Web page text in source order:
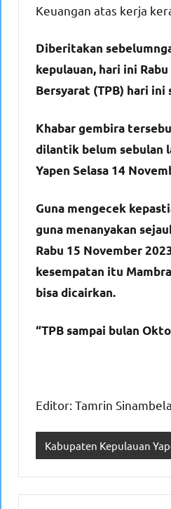
Keuangan atas kerja
Diberitakan
kepulauan, hari ini
Bersyarat (TPB) hari ini
Khabar gembira
dilantik belum sebulan
Yapen Selasa 14
Guna mengecek
guna menanyakan
Rabu 15 November
kesempatan itu
bisa dicairkan.
“TPB sampai bulan
Editor: Tamrin Sinambela
Kabupaten Kepulauan